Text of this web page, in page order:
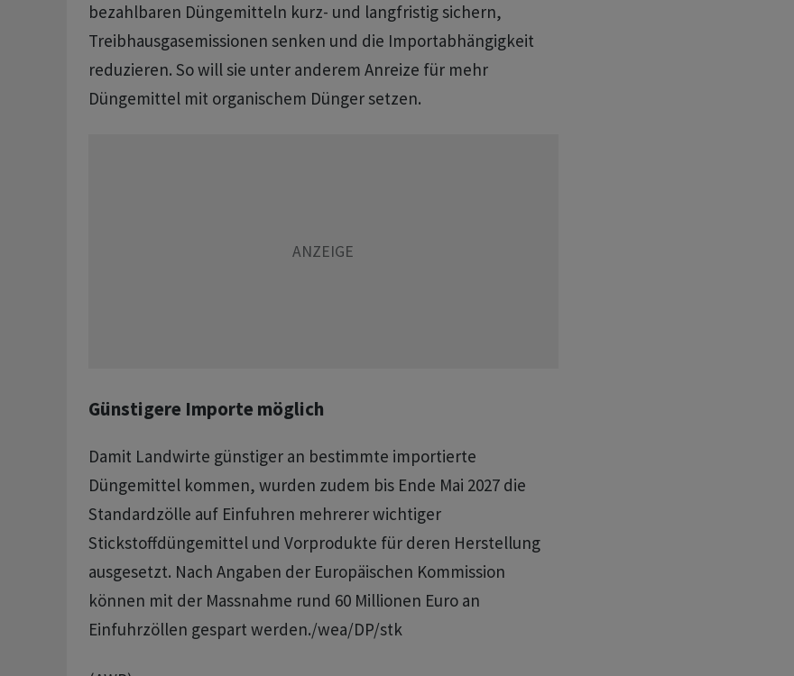
bezahlbaren Düngemitteln kurz- und langfristig sichern,
Treibhausgasemissionen senken und die Importabhängigkeit
reduzieren. So will sie unter anderem Anreize für mehr
Düngemittel mit organischem Dünger setzen.
Günstigere Importe möglich
Damit Landwirte günstiger an bestimmte importierte
Düngemittel kommen, wurden zudem bis Ende Mai 2027 die
Standardzölle auf Einfuhren mehrerer wichtiger
Stickstoffdüngemittel und Vorprodukte für deren Herstellung
ausgesetzt. Nach Angaben der Europäischen Kommission
können mit der Massnahme rund 60 Millionen Euro an
Einfuhrzöllen gespart werden./wea/DP/stk